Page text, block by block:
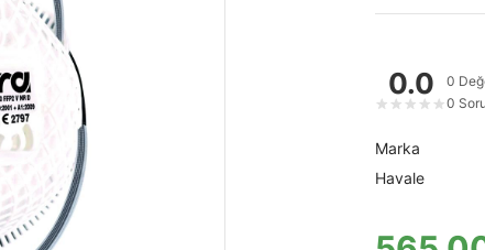
0.0
★ ★ ★ ★ ★
0
0
Marka
Havale